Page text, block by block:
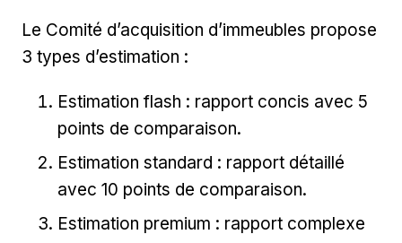
Le Comité d’acquisition d’immeubles propose
3 types d’estimation :
Estimation flash : rapport concis avec 5
points de comparaison.
Estimation standard : rapport détaillé
avec 10 points de comparaison.
Estimation premium : rapport complexe